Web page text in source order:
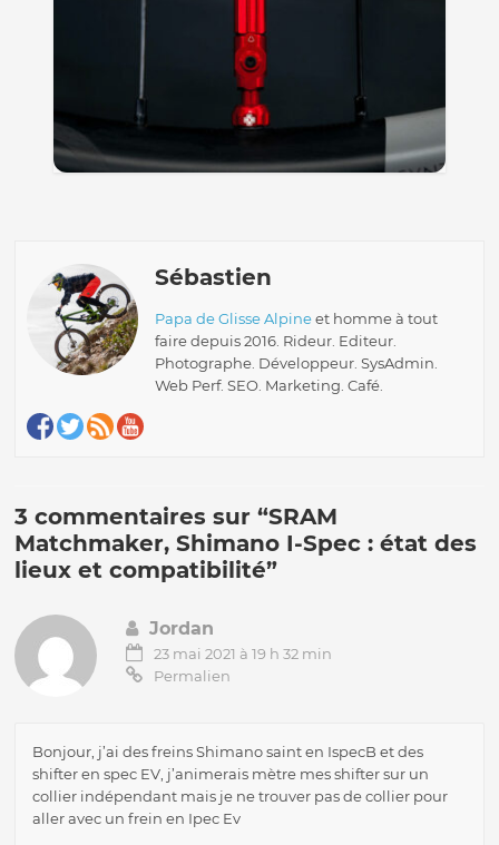
Sébastien
Papa de Glisse Alpineet homme à tout
faire depuis 2016. Rideur. Editeur.
Photographe. Développeur. SysAdmin.
Web Perf. SEO. Marketing. Café.
3 commentaires sur “SRAM
Matchmaker, Shimano I-Spec : état des
lieux et compatibilité”
Jordan
23 mai 2021 à 19 h 32 min
Permalien
Bonjour, j’ai des freins Shimano saint en IspecB et des
shifter en spec EV, j’animerais mètre mes shifter sur un
collier indépendant mais je ne trouver pas de collier pour
aller avec un frein en Ipec Ev